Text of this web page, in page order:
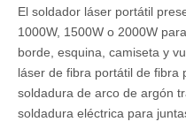
El soldador láser portátil
1000W, 1500W o 2000W
borde, esquina, camiseta y
láser de fibra portátil de fibra
soldadura de arco de argón
soldadura eléctrica para